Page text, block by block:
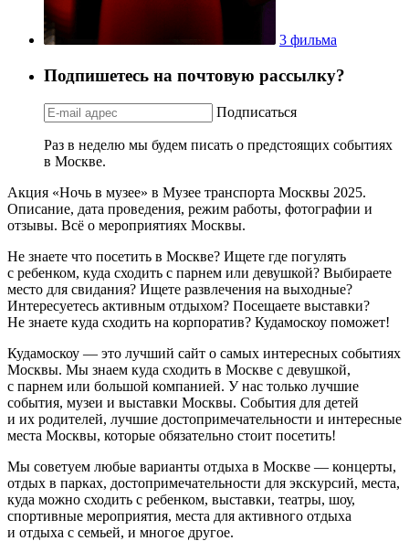
3 фильма
Подпишетесь на почтовую рассылку?
Подписаться
Раз в неделю мы будем писать о предстоящих событиях
в Москве.
Акция «Ночь в музее» в Музее транспорта Москвы 2025.
Описание, дата проведения, режим работы, фотографии и
отзывы. Всё о мероприятиях Москвы.
Не знаете что посетить в Москве? Ищете где погулять
с ребенком, куда сходить с парнем или девушкой? Выбираете
место для свидания? Ищете развлечения на выходные?
Интересуетесь активным отдыхом? Посещаете выставки?
Не знаете куда сходить на корпоратив? Кудамоскоу поможет!
Кудамоскоу — это лучший сайт о самых интересных событиях
Москвы. Мы знаем куда сходить в Москве с девушкой,
с парнем или большой компанией. У нас только лучшие
события, музеи и выставки Москвы. События для детей
и их родителей, лучшие достопримечательности и интересные
места Москвы, которые обязательно стоит посетить!
Мы советуем любые варианты отдыха в Москве — концерты,
отдых в парках, достопримечательности для экскурсий, места,
куда можно сходить с ребенком, выставки, театры, шоу,
спортивные мероприятия, места для активного отдыха
и отдыха с семьей, и многое другое.